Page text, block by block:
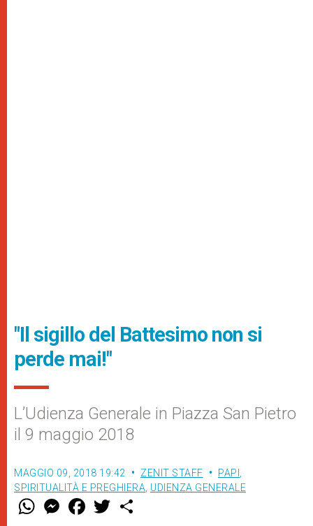
"Il sigillo del Battesimo non si
perde mai!"
L’Udienza Generale in Piazza San Pietro
il 9 maggio 2018
MAGGIO 09, 2018 19:42 ZENIT STAFF PAPI
SPIRITUALITÀ E PREGHIERA UDIENZA GENERALE
W M
e
F
a w